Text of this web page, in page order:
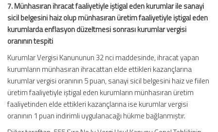
7. Münhasıran ihracat faaliyetiyle iştigal eden kurumlar ile sanayi
sicil belgesini haiz olup münhasıran üretim faaliyetiyle iştigal eden
kurumlarda enflasyon düzeltmesi sonrası kurumlar vergisi
oranının tespiti
Kurumlar Vergisi Kanununun 32 nci maddesinde, ihracat yapan
kurumların münhasıran ihracattan elde ettikleri kazançlarına
kurumlar vergisi oranının 5 puan, sanayi sicil belgesini haiz ve fiilen
üretim faaliyetiyle iştigal eden kurumların münhasıran üretim
faaliyetinden elde ettikleri kazançlarına ise kurumlar vergisi
oranının 1 puan indirimli uygulanacağı hükme bağlanmıştır.